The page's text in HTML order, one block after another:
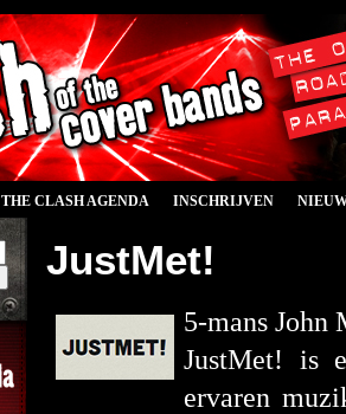
THE CLASH AGENDA INSCHRIJVEN
JustMet!
5-mans John
JustMet! is
ervaren